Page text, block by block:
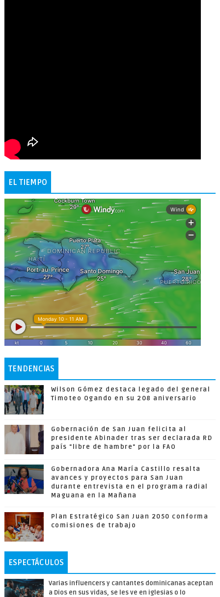
EL TIEMPO
TENDENCIAS
Wilson Gómez destaca legado del general
Timoteo Ogando en su 208 aniversario
Gobernación de San Juan felicita al
presidente Abinader tras ser declarada RD
país "libre de hambre" por la FAO
Gobernadora Ana María Castillo resalta
avances y proyectos para San Juan
durante entrevista en el programa radial
Maguana en la Mañana
Plan Estratégico San Juan 2050 conforma
comisiones de trabajo
ESPECTÁCULOS
Varias influencers y cantantes dominicanas aceptan
a Dios en sus vidas, se les ve en iglesias o lo